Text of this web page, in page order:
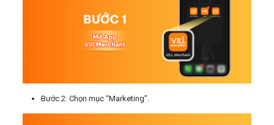
Bước 2: Chọn mục “Marketing”.